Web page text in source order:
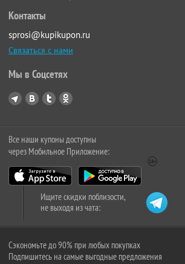
Контакты
sprosi@kupikupon.ru
Связаться с нами
Мы в Соцсетях
Все наши купоны доступны
через Мобильное Приложение:
Ищите скидки поблизости,
не выходя из чата:
Сэкономьте до 90% при любых покупках
Подпишитесь на самые выгодные предложения